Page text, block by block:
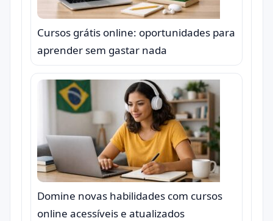
Cursos grátis online: oportunidades para
aprender sem gastar nada
Domine novas habilidades com cursos
online acessíveis e atualizados